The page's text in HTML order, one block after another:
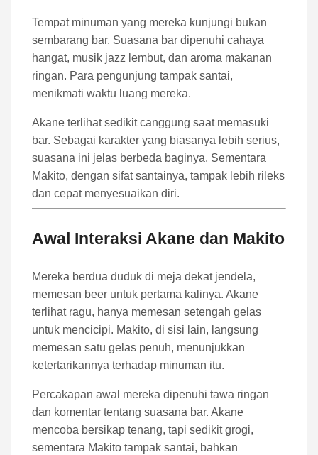
Tempat minuman yang mereka kunjungi bukan
sembarang bar. Suasana bar dipenuhi cahaya
hangat, musik jazz lembut, dan aroma makanan
ringan. Para pengunjung tampak santai,
menikmati waktu luang mereka.
Akane terlihat sedikit canggung saat memasuki
bar. Sebagai karakter yang biasanya lebih serius,
suasana ini jelas berbeda baginya. Sementara
Makito, dengan sifat santainya, tampak lebih rileks
dan cepat menyesuaikan diri.
Awal Interaksi Akane dan Makito
Mereka berdua duduk di meja dekat jendela,
memesan beer untuk pertama kalinya. Akane
terlihat ragu, hanya memesan setengah gelas
untuk mencicipi. Makito, di sisi lain, langsung
memesan satu gelas penuh, menunjukkan
ketertarikannya terhadap minuman itu.
Percakapan awal mereka dipenuhi tawa ringan
dan komentar tentang suasana bar. Akane
mencoba bersikap tenang, tapi sedikit grogi,
sementara Makito tampak santai, bahkan